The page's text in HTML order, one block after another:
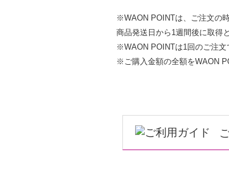
※WAON POINTは、ご注文の
商品発送日から1週間後に取得
※WAON POINTは1回のご注文
※ご購入金額の全額をWAON